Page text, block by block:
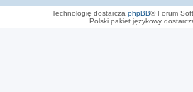
Technologię dostarcza phpBB® Forum
Polski pakiet językowy